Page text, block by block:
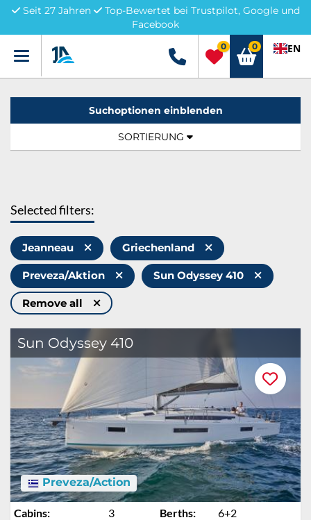
Seit 27 Jahren
Top-Bewertet bei Trustpilot, Google und
Facebook
Menü +49 5741 3222690
0 0 EN
Suchoptionen einblenden
TOGGLE NAVIGATION
SORTIERUNG
Selected filters:
Jeanneau Griechenland
Preveza/Aktion Sun Odyssey 410
Remove all
Sun Odyssey 410
Preveza/Action
Cabins: 3 Berths:
6+2